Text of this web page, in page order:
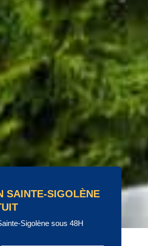
SAINTE-SIGOLÈNE
Sigolène sous 48H